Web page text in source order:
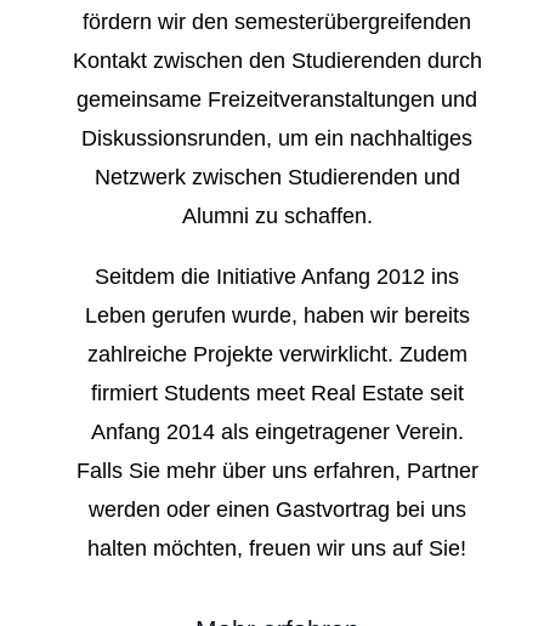
fördern wir den semesterübergreifenden
Kontakt zwischen den Studierenden durch
gemeinsame Freizeitveranstaltungen und
Diskussionsrunden, um ein nachhaltiges
Netzwerk zwischen Studierenden und
Alumni zu schaffen.
Seitdem die Initiative Anfang 2012 ins
Leben gerufen wurde, haben wir bereits
zahlreiche Projekte verwirklicht. Zudem
firmiert Students meet Real Estate seit
Anfang 2014 als eingetragener Verein.
Falls Sie mehr über uns erfahren, Partner
werden oder einen Gastvortrag bei uns
halten möchten, freuen wir uns auf Sie!